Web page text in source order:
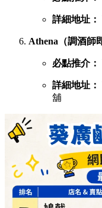
詳細地址：
Athena（調酒師
必點推介：
詳細地址：
舖